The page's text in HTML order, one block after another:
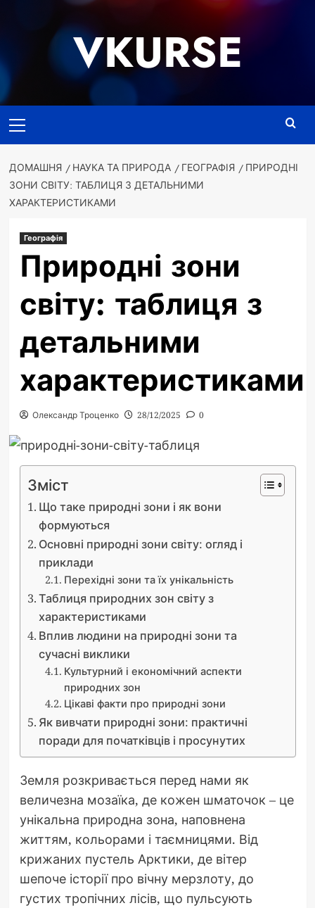
VKURSE
меню
ДОМАШНЯ НАУКА ТА ПРИРОДА ГЕОГРАФІЯ
ПРИРОДНІ
ЗОНИ СВІТУ: ТАБЛИЦЯ З ДЕТАЛЬНИМИ
ХАРАКТЕРИСТИКАМИ
Географія
Природні зони
світу: таблиця з
детальними
характеристиками
Олександр Троценко 28/12/2025 0
Зміст
Що таке природні зони і як вони
формуються
Основні природні зони світу: огляд і
приклади
Перехідні зони та їх унікальність
Таблиця природних зон світу з
характеристиками
Вплив людини на природні зони та
сучасні виклики
Культурний і економічний аспекти
природних зон
Цікаві факти про природні зони
Як вивчати природні зони: практичні
поради для початківців і просунутих
Земля розкривається перед нами як
величезна мозаїка, де кожен шматочок – це
унікальна природна зона, наповнена
життям, кольорами і таємницями. Від
крижаних пустель Арктики, де вітер
шепоче історії про вічну мерзлоту, до
густих тропічних лісів, що пульсують